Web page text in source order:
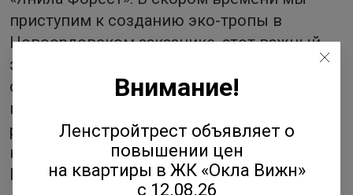
приступим к созданию эко-тропы в
Новоорловском заказнике, этот важный
экологический проект мы реализуем
совместно с комитетом по
природопользованию Санкт-Петербурга. И,
разумеется, готовим к выводу на рынок
новые кварталы в разных частях
Петербурга.
Внимание!
Ленстройтрест объявляет о
повышении цен
на квартиры в ЖК «Окла Вижн»
с 12.08.26